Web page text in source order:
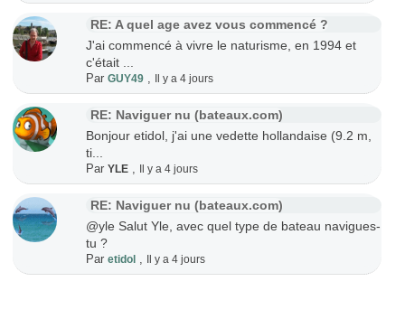
RE: A quel age avez vous commencé ?
J'ai commencé à vivre le naturisme, en 1994 et
c'était ...
ParGUY49 , Il y a 4 jours
RE: Naviguer nu (bateaux.com)
Bonjour etidol, j'ai une vedette hollandaise (9.2 m,
ti...
ParYLE , Il y a 4 jours
RE: Naviguer nu (bateaux.com)
@yle Salut Yle, avec quel type de bateau navigues-
tu ?
Paretidol , Il y a 4 jours